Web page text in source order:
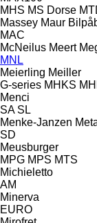
MHS MS Dorse
Massey Maur
MAC
McNeilus Meert
MNL
Meierling Meiller
G-series MHKS
Menci
SA SL
Menke-Janzen
SD
Meusburger
MPG MPS MTS
Michieletto
AM
Minerva
EURO